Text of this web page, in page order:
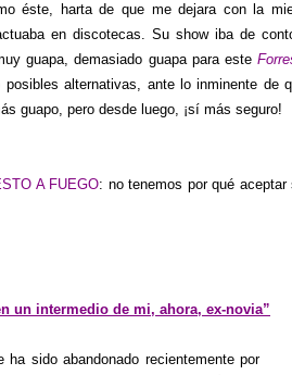
éste, harta de que me dejara con la
en discotecas. Su show iba de
guapa, demasiado guapa para este
alternativas, ante lo inminente de
guapo, pero desde luego, ¡sí más seguro!
A FUEGO: no tenemos por qué aceptar
un intermedio de mi, ahora, ex-novia”
sido abandonado recientemente por